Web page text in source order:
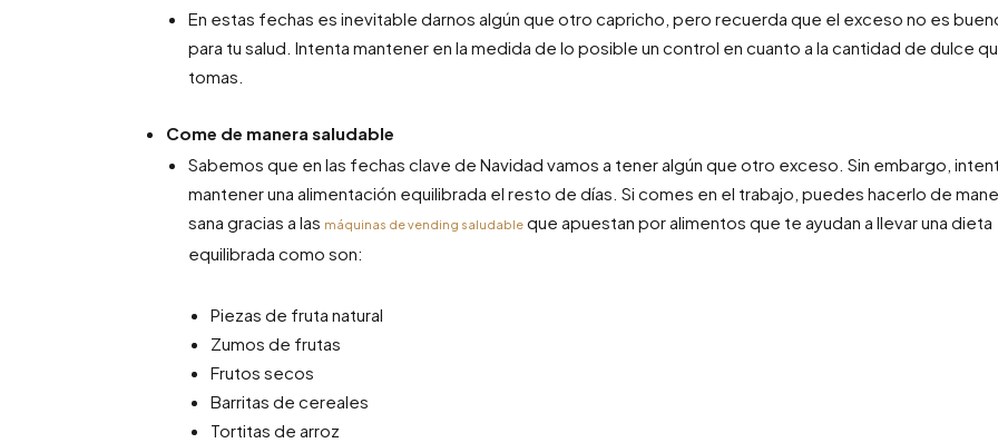
En estas fechas es inevitable darnos algún que otro capricho, pero recuerda que el exceso no es
para tu salud. Intenta mantener en la medida de lo posible un control en cuanto a la cantidad de dulce
tomas.
Come de manera saludable
Sabemos que en las fechas clave de Navidad vamos a tener algún que otro exceso. Sin embargo,
mantener una alimentación equilibrada el resto de días. Si comes en el trabajo, puedes hacerlo de
sana gracias a las máquinas de vending saludable que apuestan por alimentos que te ayudan a llevar una dieta
equilibrada como son:
Piezas de fruta natural
Zumos de frutas
Frutos secos
Barritas de cereales
Tortitas de arroz